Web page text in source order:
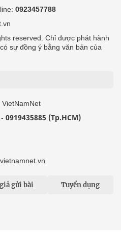
0923457788
reserved. Chỉ được phát hành
sự đồng ý bằng văn bản của
- 0919435885 (Tp.HCM)
gửi bài Tuyển dụng